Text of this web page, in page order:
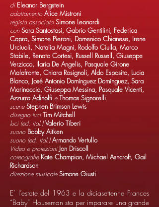
di Eleanor Bergstein
adattamentoAlice Mistroni
regista associatoSimone Leonardi
conSara Santostasi, Gabrio Gentilini, Federica
Capra, Simone Pieroni, Domenico Chianese, Irene
Urciuoli, Natalìa Magni, Rodolfo Ciulla, Marco
Stabile, Renato Cortesi, Russell Russell, Giuseppe
Verzicco, Ilaria De Angelis, Pasquale Girone
Malafronte, Chiara Rosignoli, Aldo Esposito, Lucia
Blanco, José Antonio Domínguez Domínguez, Sara
Marinaccio, Giuseppa Messina, Pasquale Vicenti,
Azzurra Adinolfi eThomas Signorelli
sceneStephen Brimson Lewis
disegno luciTim Mitchell
luci (ed. ital.)Valerio Tiberi
suono Bobby Aitken
suono (ed. ital.)Armando Vertullo
Video e proiezioni Jon Driscoll
coreografie Kate Champion, Michael Ashcroft, Gail
Richardson
direzione musicaleSimone Giusti
E’ l’estate del 1963 e la diciasettenne Frances
“Baby” Houseman sta per imparare una grande